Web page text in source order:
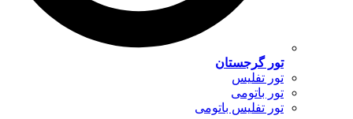
تور گرجستان
تور تفلیس
تور باتومی
تور تفلیس باتومی